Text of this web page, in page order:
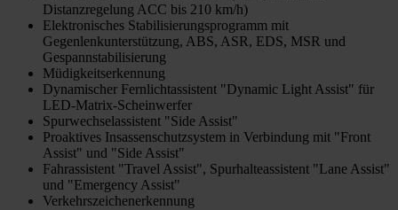
Distanzregelung ACC bis 210 km/h)
Elektronisches Stabilisierungsprogramm mit
Gegenlenkunterstützung, ABS, ASR, EDS, MSR und
Gespannstabilisierung
Müdigkeitserkennung
Dynamischer Fernlichtassistent "Dynamic Light Assist" für
LED-Matrix-Scheinwerfer
Spurwechselassistent "Side Assist"
Proaktives Insassenschutzsystem in Verbindung mit "Front
Assist" und "Side Assist"
Fahrassistent "Travel Assist", Spurhalteassistent "Lane Assist"
und "Emergency Assist"
Verkehrszeichenerkennung